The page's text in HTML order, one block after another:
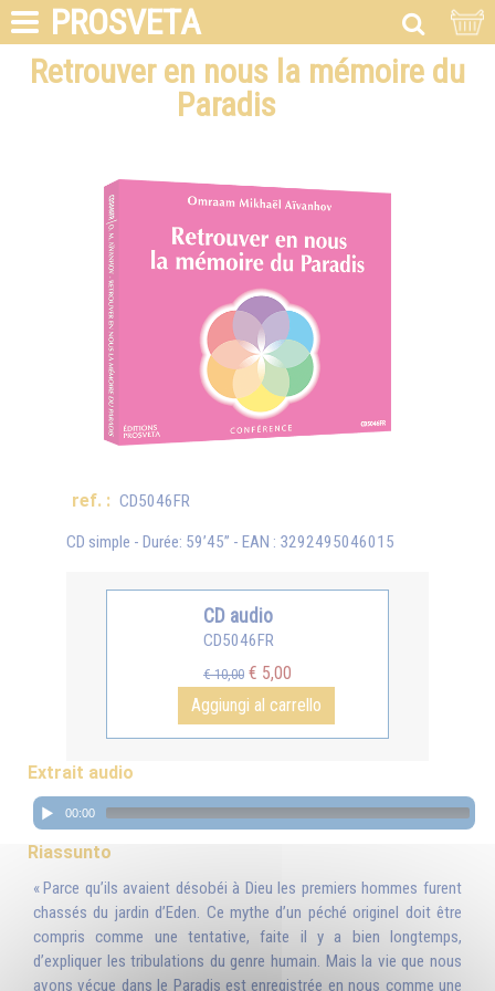
PROSVETA
Retrouver en nous la mémoire du
Paradis
ref. : CD5046FR
CD simple - Durée: 59’45’’ - EAN : 3292495046015
CD audio
CD5046FR
€ 10,00 € 5,00
Aggiungi al carrello
Extrait audio
00:00
Riassunto
« Parce qu’ils avaient désobéi à Dieu les premiers hommes furent
chassés du jardin d’Eden. Ce mythe d’un péché originel doit être
compris comme une tentative, faite il y a bien longtemps,
d’expliquer les tribulations du genre humain. Mais la vie que nous
avons vécue dans le Paradis est enregistrée en nous comme une